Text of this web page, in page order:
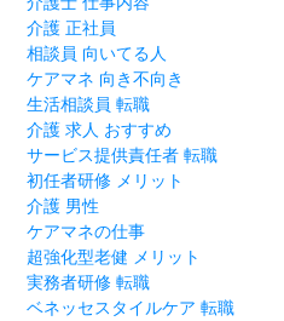
介護 正社員
相談員 向いてる人
ケアマネ 向き不向き
生活相談員 転職
介護 求人 おすすめ
サービス提供責任者 転職
初任者研修 メリット
介護 男性
ケアマネの仕事
超強化型老健 メリット
実務者研修 転職
ベネッセスタイルケア 転職